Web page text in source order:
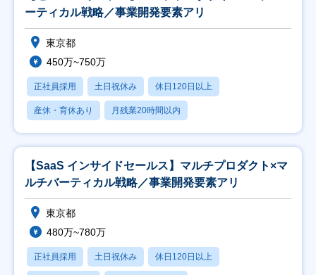
ーティカル戦略／事業開発要素アリ
東京都
450万~750万
正社員採用 土日祝休み 休日120日以上
産休・育休あり 月残業20時間以内
【SaaS インサイドセールス】マルチプロダクト×マ
ルチバーティカル戦略／事業開発要素アリ
東京都
480万~780万
正社員採用 土日祝休み 休日120日以上